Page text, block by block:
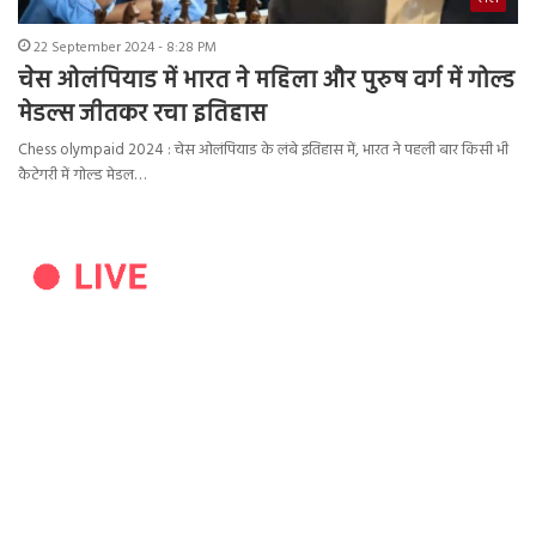
22 September 2024 - 8:28 PM
चेस ओलंपियाड में भारत ने महिला और पुरुष वर्ग में गोल्ड
मेडल्स जीतकर रचा इतिहास
Chess olympaid 2024 : चेस ओलंपियाड के लंबे इतिहास में, भारत ने पहली बार किसी भी
कैटेगरी में गोल्ड मेडल…